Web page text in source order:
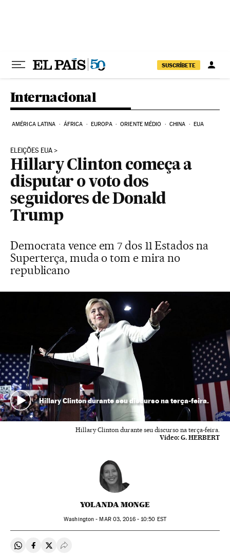
SUSCRÍBETE
Internacional
AMÉRICA LATINA ÁFRICA EUROPA ORIENTE MÉDIO CHINA EUA
ELEIÇÕES EUA
Hillary Clinton começa a
disputar o voto dos
seguidores de Donald
Trump
Democrata vence em 7 dos 11 Estados na
Superterça, muda o tom e mira no
republicano
Hillary Clinton durante seu discurso na terça-feira.
Hillary Clinton durante seu discurso na terça-feira.
Vídeo: G. HERBERT
YOLANDA MONGE
Washington -MAR03, 2016 - 10:50 EST
Compartir en Whatsapp
Compartir en Facebook
Compartir en Twitter
Desplegar Redes Sociales